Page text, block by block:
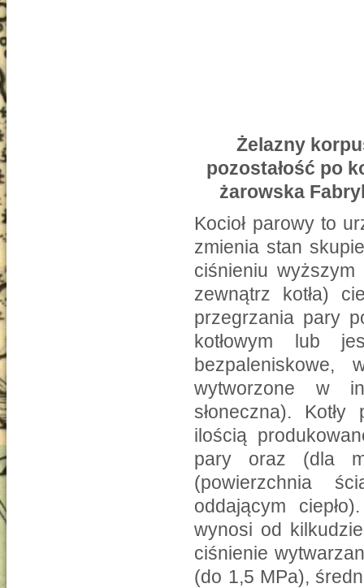
Żelazny
pozostałość po
żarowska
Kocioł parowy to
zmienia stan
ciśnieniu
zewnątrz kotła)
przegrzania pary
kotłowym lub
bezpaleniskowe,
wytworzone w
słoneczna).
ilością
pary oraz (dla
(powierzchnia
oddającym
wynosi od
ciśnienie
(do 1,5 MPa),